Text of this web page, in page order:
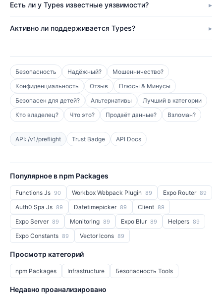
Есть ли у Types известные уязвимости?
Активно ли поддерживается Types?
Безопасность Надёжный?
Мошенничество?
Конфиденциальность
Отзыв
Плюсы & Минусы
Безопасен для детей?
Альтернативы
Лучший в категории
Кто владелец?
Что это? Продаёт данные? Взломан?
API: /v1/preflight Trust Badge API Docs
Популярное в npm Packages
Functions Js 90 Workbox Webpack Plugin 89 Expo Router 89
Auth0 Spa Js 89 Datetimepicker 89 Client 89
Expo Server 89 Monitoring 89 Expo Blur 89 Helpers 89
Expo Constants 89 Vector Icons 89
Просмотр категорий
npm Packages Infrastructure Безопасность Tools
Недавно проанализировано